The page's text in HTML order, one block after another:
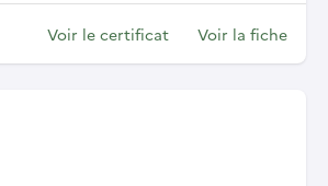
Voir le certificat Voir la fiche